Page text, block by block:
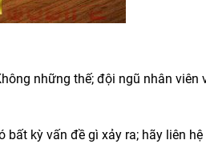
những thế; đội ngũ nhân viên
kỳ vấn đề gì xảy ra; hãy liên hệ